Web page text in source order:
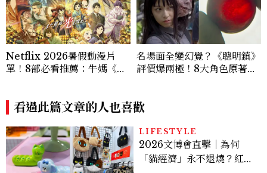
Netflix 2026暑假動漫片
單！8部必看推薦：牛媽《黃
名場面全變幻覺？《聰明鎮》
評價爆兩極！8大角色原著差
玉果邏輯翻車
看過此篇文章的人也喜歡
LIFESTYLE
2026文博會直擊｜為何
「貓經濟」永不退燒？紅到